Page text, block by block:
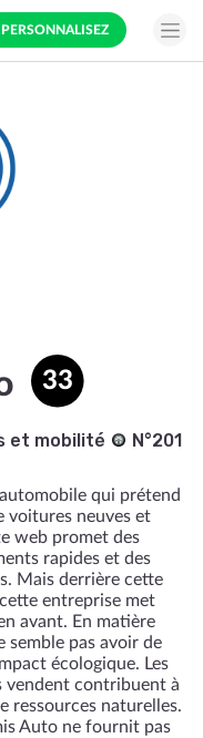
PERSONNALISEZ
33
et mobilité
N°201
qui prétend
voitures neuves et
web promet des
rapides et des
Mais derrière cette
entreprise met
avant. En matière
semble pas avoir de
écologique. Les
vendent contribuent à
ressources naturelles.
Auto ne fournit pas